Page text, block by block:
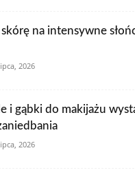
na intensywne
2026
i gąbki do makijażu
2026